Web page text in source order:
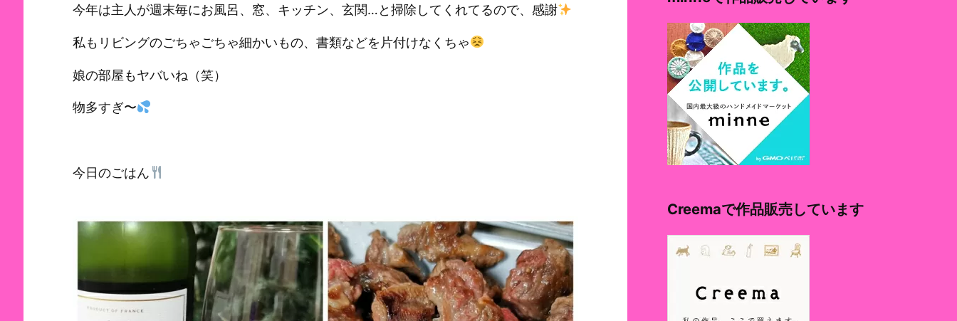
今年は主人が週末毎にお風呂、窓、キッチン、玄関…と掃除してくれてるので、感謝
私もリビングのごちゃごちゃ細かいもの、書類などを片付けなくちゃ
娘の部屋もヤバいね（笑）
物多すぎ〜
今日のごはん
Creemaで作品販売しています